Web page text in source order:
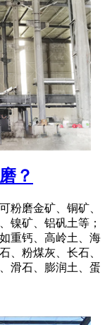
？
粉磨金矿、铜矿、
镍矿、铝矾土等；
重钙、高岭土、海
、粉煤灰、长石、
滑石、膨润土、蛋